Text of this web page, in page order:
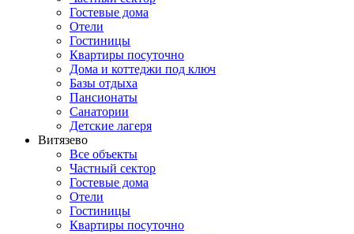
Гостевые дома
Отели
Гостиницы
Квартиры посуточно
Дома и коттеджи под ключ
Базы отдыха
Пансионаты
Санатории
Детские лагеря
Витязево
Все объекты
Частный сектор
Гостевые дома
Отели
Гостиницы
Квартиры посуточно